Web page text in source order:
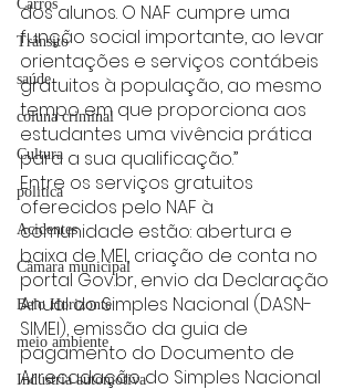
Carros
Trânsito
saúde
coluna criminal
Cultura
politica
Acidentes
Câmara municipal
Belo Horizonte
meio ambiente
Industria automotiva
dos alunos. O NAF cumpre uma
função social importante, ao levar
orientações e serviços contábeis
gratuitos à população, ao mesmo
tempo em que proporciona aos
estudantes uma vivência prática
para a sua qualificação.”
Entre os serviços gratuitos
oferecidos pelo NAF à
comunidade estão: abertura e
baixa de MEI, criação de conta no
portal Gov.br, envio da Declaração
Anual do Simples Nacional (DASN-
SIMEI), emissão da guia de
pagamento do Documento de
Arrecadação do Simples Nacional